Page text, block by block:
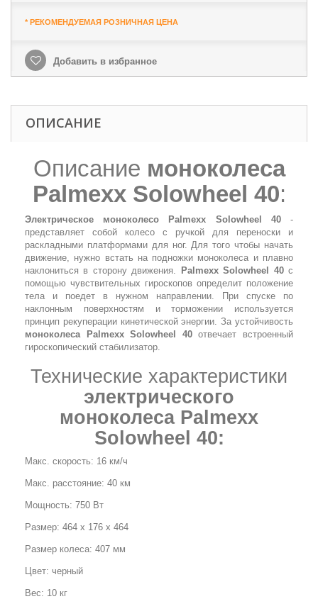
* РЕКОМЕНДУЕМАЯ РОЗНИЧНАЯ ЦЕНА
Добавить в избранное
ОПИСАНИЕ
Описание моноколеса
Palmexx Solowheel 40:
Электрическое моноколесо Palmexx Solowheel 40-
представляет собой колесо с ручкой для переноски и
раскладными платформами для ног. Для того чтобы начать
движение, нужно встать на подножки моноколеса и плавно
наклониться в сторону движения.
Palmexx Solowheel 40с
помощью чувствительных гироскопов определит положение
тела и поедет в нужном направлении. При спуске по
наклонным поверхностям и торможении используется
принцип рекуперации кинетической энергии. За устойчивость
моноколеса Palmexx Solowheel 40отвечает встроенный
гироскопический стабилизатор.
Технические характеристики
электрического
моноколеса Palmexx
Solowheel 40:
Макс. скорость: 16 км/ч
Макс. расстояние: 40 км
Мощность: 750 Вт
Размер: 464 x 176 x 464
Размер колеса: 407 мм
Цвет: черный
Вес: 10 кг